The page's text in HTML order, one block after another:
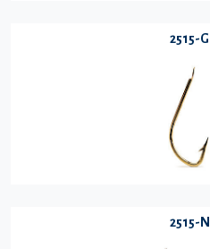
2515-G
2515-N